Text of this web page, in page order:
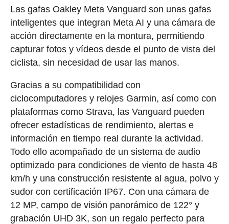
Las gafas Oakley Meta Vanguard son unas gafas
inteligentes que integran Meta AI y una cámara de
acción directamente en la montura, permitiendo
capturar fotos y vídeos desde el punto de vista del
ciclista, sin necesidad de usar las manos.
Gracias a su compatibilidad con
ciclocomputadores y relojes Garmin, así como con
plataformas como Strava, las Vanguard pueden
ofrecer estadísticas de rendimiento, alertas e
información en tiempo real durante la actividad.
Todo ello acompañado de un sistema de audio
optimizado para condiciones de viento de hasta 48
km/h y una construcción resistente al agua, polvo y
sudor con certificación IP67. Con una cámara de
12 MP, campo de visión panorámico de 122° y
grabación UHD 3K, son un regalo perfecto para